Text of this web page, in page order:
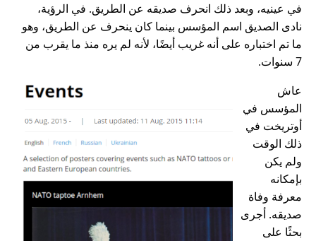
في عينيه، وبعد ذلك انحرف صديقه عن الطريق. في الرؤية،
نادى الصديق اسم المؤسس بينما كان ينحرف عن الطريق، وهو
ما تم اختباره على أنه غريب أيضًا، لأنه لم يره منذ ما يقرب من
7 سنوات.
عاش
المؤسس في
أوتريخت في
ذلك الوقت
ولم يكن
بإمكانه
معرفة وفاة
صديقه. أجرى
بحثًا على